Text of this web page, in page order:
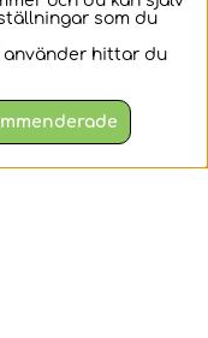
Smart
av och varva
för din hälsa...
som du
använder hittar du